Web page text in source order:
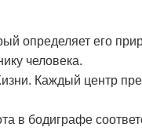
определяет его
человека.
Каждый центр
в бодиграфе